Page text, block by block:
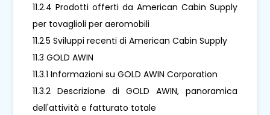
11.2.4 Prodotti offerti da American Cabin Supply
per tovaglioli per aeromobili
11.2.5 Sviluppi recenti di American Cabin Supply
11.3 GOLD AWIN
11.3.1 Informazioni su GOLD AWIN Corporation
11.3.2 Descrizione di GOLD AWIN, panoramica
dell'attività e fatturato totale